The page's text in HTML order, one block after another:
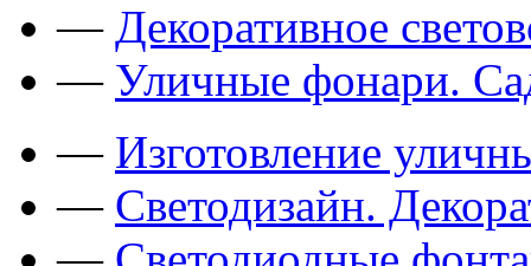
— Декоративное
— Уличные фонари.
— Изготовление
— Светодизайн.